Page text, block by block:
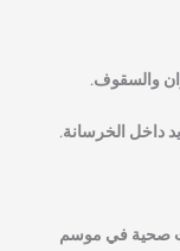
والسقوف.
داخل الخرسانة.
صحية في موسم